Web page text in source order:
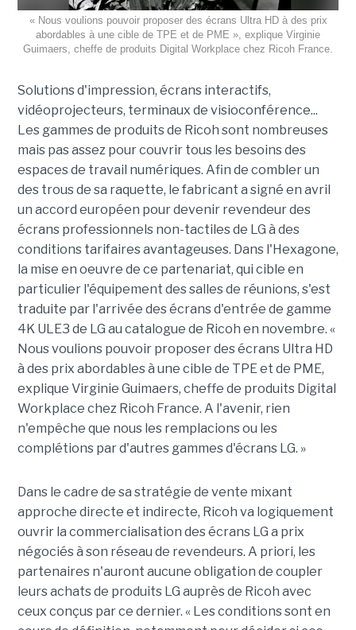
« Nous voulions pouvoir proposer des écrans Ultra HD à des prix
abordables à une cible de TPE et de PME », explique Virginie
Guimaers, cheffe de produits Digital Workplace chez Ricoh France.
Solutions d'impression, écrans interactifs,
vidéoprojecteurs, terminaux de visioconférence...
Les gammes de produits de Ricoh sont nombreuses
mais pas assez pour couvrir tous les besoins des
espaces de travail numériques. Afin de combler un
des trous de sa raquette, le fabricant a signé en avril
un accord européen pour devenir revendeur des
écrans professionnels non-tactiles de LG à des
conditions tarifaires avantageuses. Dans l'Hexagone,
la mise en oeuvre de ce partenariat, qui cible en
particulier l'équipement des salles de réunions, s'est
traduite par l'arrivée des écrans d'entrée de gamme
4K ULE3 de LG au catalogue de Ricoh en novembre. «
Nous voulions pouvoir proposer des écrans Ultra HD
à des prix abordables à une cible de TPE et de PME,
explique Virginie Guimaers, cheffe de produits Digital
Workplace chez Ricoh France. A l'avenir, rien
n'empêche que nous les remplacions ou les
complétions par d'autres gammes d'écrans LG. »
Dans le cadre de sa stratégie de vente mixant
approche directe et indirecte, Ricoh va logiquement
ouvrir la commercialisation des écrans LG a prix
négociés à son réseau de revendeurs. A priori, les
partenaires n'auront aucune obligation de coupler
leurs achats de produits LG auprès de Ricoh avec
ceux conçus par ce dernier. « Les conditions sont en